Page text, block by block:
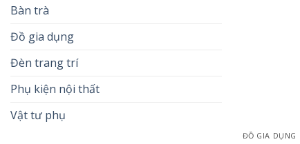
Bàn trà
Đồ gia dụng
Đèn trang trí
Phụ kiện nội thất
Vật tư phụ
ĐỒ GIA DỤNG